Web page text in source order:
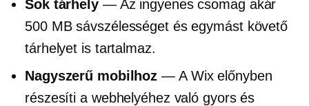
Sok tárhely— Az ingyenes csomag akár
500 MB sávszélességet és egymást követő
tárhelyet is tartalmaz.
Nagyszerű mobilhoz — A Wix előnyben
részesíti a webhelyéhez való gyors és